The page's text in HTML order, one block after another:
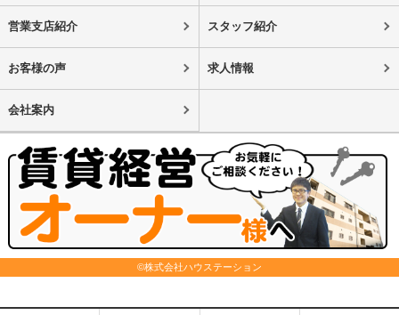
営業支店紹介 スタッフ紹介
お客様の声 求人情報
会社案内
©株式会社ハウステーション